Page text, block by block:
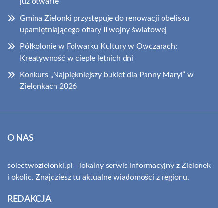
Gmina Zielonki przystępuje do renowacji obelisku
upamiętniającego ofiary II wojny światowej
Półkolonie w Folwarku Kultury w Owczarach:
Kreatywność w cieple letnich dni
Konkurs „Najpiękniejszy bukiet dla Panny Maryi” w
Zielonkach 2026
O NAS
solectwozielonki.pl - lokalny serwis informacyjny z Zielonek
i okolic. Znajdziesz tu aktualne wiadomości z regionu.
REDAKCJA